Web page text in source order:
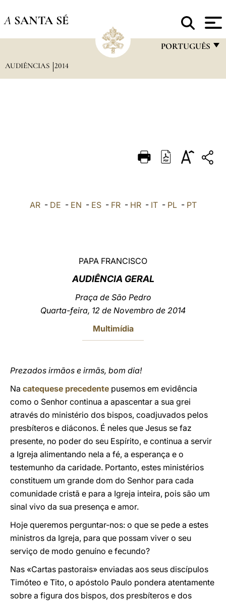
A SANTA SÉ
PORTUGUÊS
DEUTSCH
العربيّة
AUDIÊNCIAS 2014
AR- DE - EN - ES- FR- HR- IT- PL- PT
PAPA FRANCISCO
AUDIÊNCIA GERAL
Praça de São Pedro
Quarta-feira, 12 de Novembro de 2014
Multimídia
Prezados irmãos e irmãs, bom dia!
Na catequese precedente pusemos em evidência
como o Senhor continua a apascentar a sua grei
através do ministério dos bispos, coadjuvados pelos
presbíteros e diáconos. É neles que Jesus se faz
presente, no poder do seu Espírito, e continua a servir
a Igreja alimentando nela a fé, a esperança e o
testemunho da caridade. Portanto, estes ministérios
constituem um grande dom do Senhor para cada
comunidade cristã e para a Igreja inteira, pois são um
sinal vivo da sua presença e amor.
Hoje queremos perguntar-nos: o que se pede a estes
ministros da Igreja, para que possam viver o seu
serviço de modo genuíno e fecundo?
Nas «Cartas pastorais» enviadas aos seus discípulos
Timóteo e Tito, o apóstolo Paulo pondera atentamente
sobre a figura dos bispos, dos presbíteros e dos